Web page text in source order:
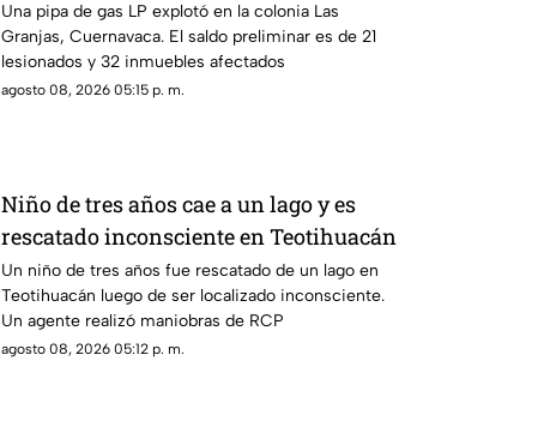
lesionadas
Una pipa de gas LP explotó en la colonia Las
Granjas, Cuernavaca. El saldo preliminar es de 21
lesionados y 32 inmuebles afectados
agosto 08, 2026 05:15 p. m.
Niño de tres años cae a un lago y es
rescatado inconsciente en Teotihuacán
Un niño de tres años fue rescatado de un lago en
Teotihuacán luego de ser localizado inconsciente.
Un agente realizó maniobras de RCP
agosto 08, 2026 05:12 p. m.